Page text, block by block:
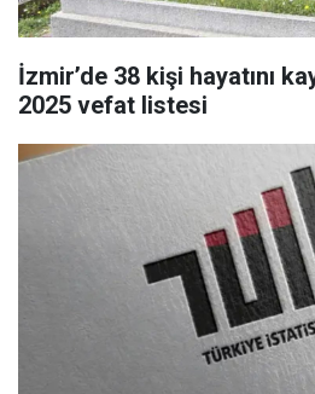
İzmir’de 38 kişi hayatını
2025 vefat listesi